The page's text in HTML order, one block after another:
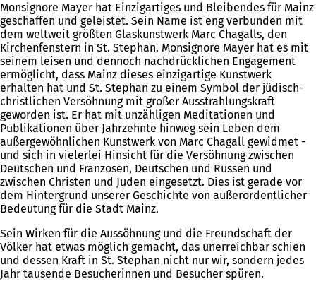
Monsignore Mayer hat Einzigartiges und Bleibendes für Mainz
geschaffen und geleistet. Sein Name ist eng verbunden mit
dem weltweit größten Glaskunstwerk Marc Chagalls, den
Kirchenfenstern in St. Stephan. Monsignore Mayer hat es mit
seinem leisen und dennoch nachdrücklichen Engagement
ermöglicht, dass Mainz dieses einzigartige Kunstwerk
erhalten hat und St. Stephan zu einem Symbol der jüdisch-
christlichen Versöhnung mit großer Ausstrahlungskraft
geworden ist. Er hat mit unzähligen Meditationen und
Publikationen über Jahrzehnte hinweg sein Leben dem
außergewöhnlichen Kunstwerk von Marc Chagall gewidmet -
und sich in vielerlei Hinsicht für die Versöhnung zwischen
Deutschen und Franzosen, Deutschen und Russen und
zwischen Christen und Juden eingesetzt. Dies ist gerade vor
dem Hintergrund unserer Geschichte von außerordentlicher
Bedeutung für die Stadt Mainz.
Sein Wirken für die Aussöhnung und die Freundschaft der
Völker hat etwas möglich gemacht, das unerreichbar schien
und dessen Kraft in St. Stephan nicht nur wir, sondern jedes
Jahr tausende Besucherinnen und Besucher spüren.